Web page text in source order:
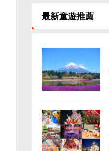
最新童遊推薦